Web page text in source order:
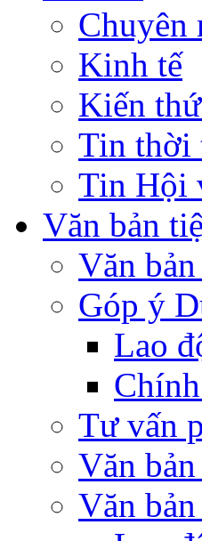
Chuyên
Kinh tế
Kiến
Tin thời
Tin Hội
Văn bản
Văn
Góp ý
Lao
Tư vấn
Văn
Văn